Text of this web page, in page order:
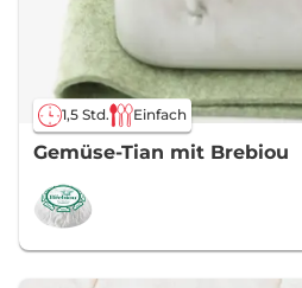
1,5 Std. Einfach
Gemüse-Tian mit Brebiou